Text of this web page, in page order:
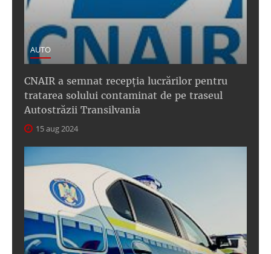
AUTO
CNAIR a semnat recepţia lucrărilor pentru
tratarea solului contaminat de pe traseul
Autostrăzii Transilvania
15 aug 2024